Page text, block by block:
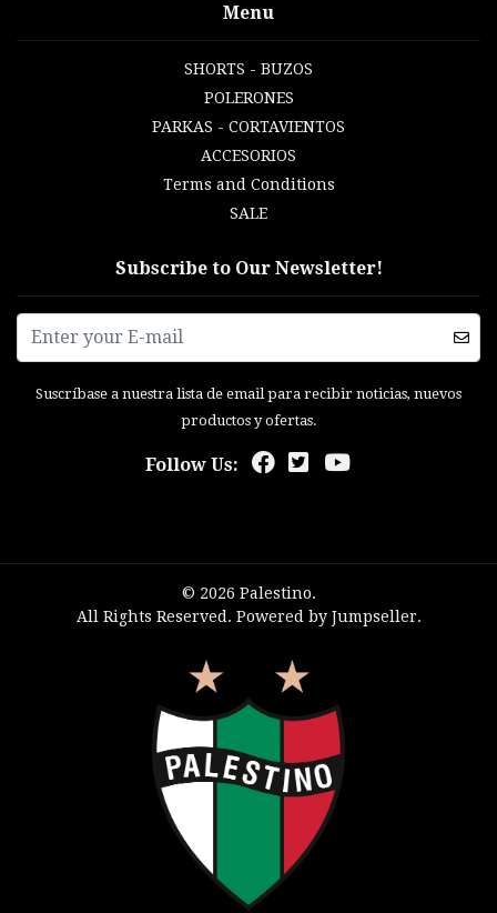
Menu
SHORTS - BUZOS
POLERONES
PARKAS - CORTAVIENTOS
ACCESORIOS
Terms and Conditions
SALE
Subscribe to Our Newsletter!
Suscríbase a nuestra lista de email para recibir noticias, nuevos
productos y ofertas.
Follow Us:
© 2026 Palestino.
All Rights Reserved. Powered by Jumpseller.